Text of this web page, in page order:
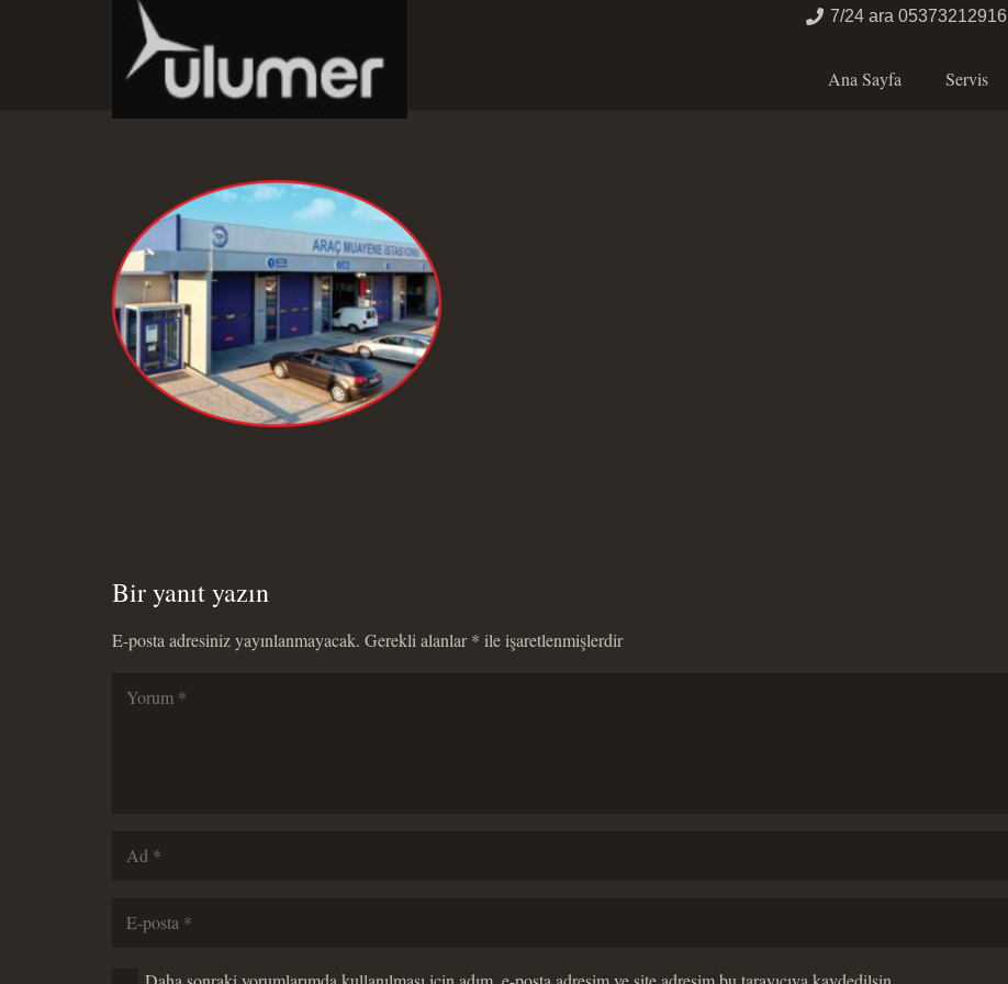
7/24 ara 05373212916
Ana Sayfa Servis
Bir yanıt yazın
E-posta adresiniz yayınlanmayacak. Gerekli alanlar* ile işaretlenmişlerdir